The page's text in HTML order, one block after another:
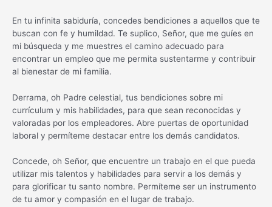
En tu infinita sabiduría, concedes bendiciones a aquellos que te
buscan con fe y humildad. Te suplico, Señor, que me guíes en
mi búsqueda y me muestres el camino adecuado para
encontrar un empleo que me permita sustentarme y contribuir
al bienestar de mi familia.
Derrama, oh Padre celestial, tus bendiciones sobre mi
currículum y mis habilidades, para que sean reconocidas y
valoradas por los empleadores. Abre puertas de oportunidad
laboral y permíteme destacar entre los demás candidatos.
Concede, oh Señor, que encuentre un trabajo en el que pueda
utilizar mis talentos y habilidades para servir a los demás y
para glorificar tu santo nombre. Permíteme ser un instrumento
de tu amor y compasión en el lugar de trabajo.